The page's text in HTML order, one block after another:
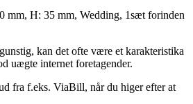
mm, H: 35 mm, Wedding, 1sæt forinden
kan det ofte være et karakteristika
uægte internet foretagender.
fra f.eks. ViaBill, når du higer efter at